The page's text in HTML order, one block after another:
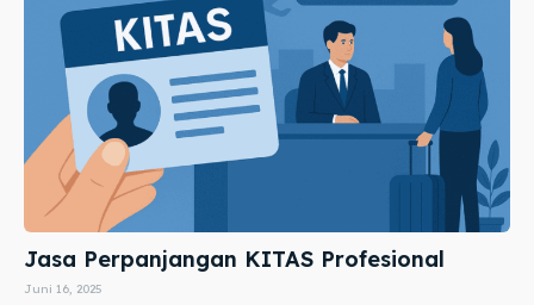
Jasa Perpanjangan KITAS Profesional
Juni 16, 2025